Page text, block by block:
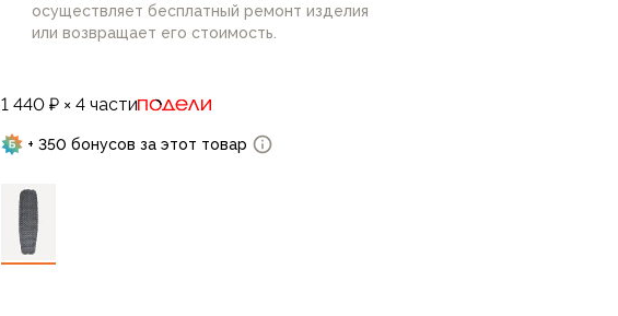
осуществляет бесплатный ремонт изделия
или возвращает его стоимость.
1 440 ₽ × 4 части
+ 350 бонусов за этот товар